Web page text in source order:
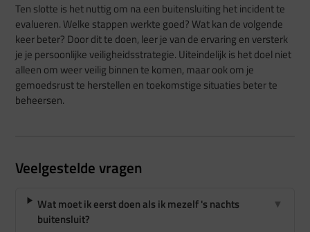
Ten slotte is het nuttig om na een buitensluiting het incident te
evalueren. Welke stappen werkte goed? Wat kan de volgende
keer beter? Door dit te doen, leer je van de ervaring en versterk
je je persoonlijke veiligheidsstrategie. Uiteindelijk is het doel niet
alleen om weer veilig binnen te komen, maar ook om je
gemoedsrust te herstellen en toekomstige situaties beter te
beheersen.
Veelgestelde vragen
Wat moet ik eerst doen als ik mezelf 's nachts
buitensluit?
▼